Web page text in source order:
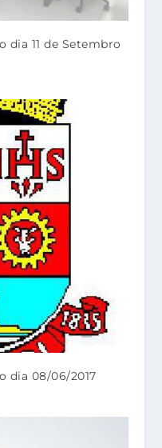
dia 11 de Setembro
dia 08/06/2017